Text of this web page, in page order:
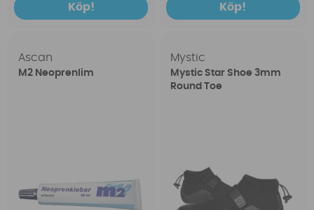
Köp! Köp!
Ascan
M2 Neoprenlim
Mystic
Mystic Star Shoe 3mm
Round Toe